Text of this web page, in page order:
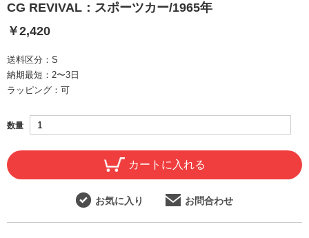
CG REVIVAL：スポーツカー/1965年
￥2,420
送料区分： S
納期最短： 2〜3日
ラッピング： 可
数量
カートに入れる
お気に入り お問合わせ